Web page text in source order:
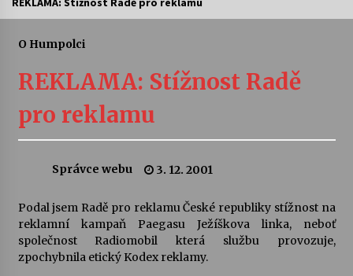
kapkou
Veselí muzikanti
Pozvánka na integrační festival Quijotova
šedesátka: 28. 7.–1. 8. 2026
O Humpolci
REKLAMA: Stížnost Radě
pro reklamu
Správce webu 3. 12. 2001
Podal jsem Radě pro reklamu České republiky stížnost na
reklamní kampaň Paegasu Ježíškova linka, neboť
společnost Radiomobil která službu provozuje,
zpochybnila etický Kodex reklamy.